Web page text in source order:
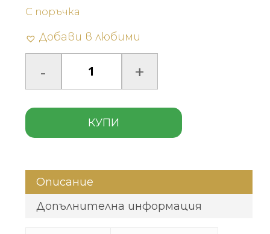
С поръчка
Добави в любими
КУПИ
Описание
Допълнителна информация